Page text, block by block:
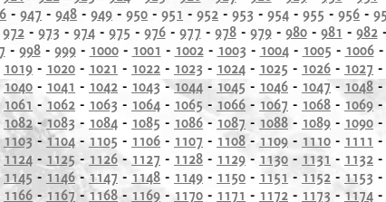
- 947 - 948 - 949 - 950 - 951 - 952 - 953 - 954 - 955 - 956 -
972- 973 - 974- 975 - 976- 977 - 978- 979- 980- 981 - 982-
- 998- 999- 1000- 1001 - 1002- 1003 - 1004- 1005 - 1006-
1019 - 1020 - 1021 - 1022 - 1023 - 1024 - 1025 - 1026 - 1027 -
1040 - 1041 - 1042 - 1043 - 1044 - 1045 - 1046 - 1047 - 1048 -
1061 - 1062 - 1063 - 1064 - 1065 - 1066 - 1067 - 1068 - 1069 -
1082-1083 - 1084 - 1085 - 1086 - 1087 - 1088 - 1089 - 1090 -
1103 -1104 - 1105 - 1106 - 1107 - 1108 - 1109 - 1110 - 1111 -
1124 - 1125 - 1126 - 1127 - 1128 - 1129 - 1130 - 1131 - 1132 -
1145 - 1146 -1147 - 1148 - 1149 - 1150 - 1151 - 1152 - 1153 -
1166 - 1167 - 1168 - 1169 - 1170 - 1171 - 1172 - 1173 - 1174 -